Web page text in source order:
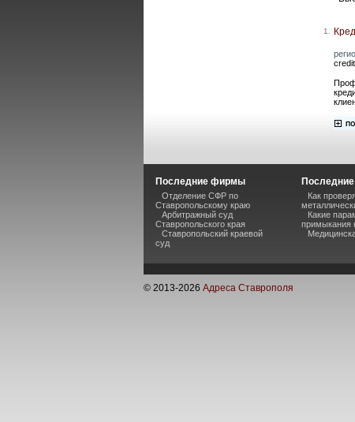
1.
Последние фирмы
Отделение СФР по
Ставропольскому краю
Арбитражный суд
Ставропольского края
Ставропольский краевой
суд
Последние
Как
Какие
примыкания
© 2013-2026 Адреса Ставрополя